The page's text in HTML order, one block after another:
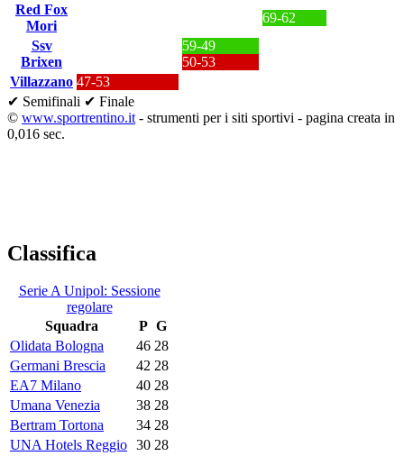
Red Fox
Mori
69-62
Ssv
Brixen
59-49
50-53
Villazzano 47-53
✔ Semifinali ✔ Finale
© www.sportrentino.it - strumenti per i siti sportivi - pagina creata in
0,016 sec.
Classifica
Serie A Unipol: Sessione
regolare
Squadra
P G
Olidata Bologna
46 28
Germani Brescia
42 28
EA7 Milano
40 28
Umana Venezia
38 28
Bertram Tortona
34 28
UNA Hotels Reggio 30 28